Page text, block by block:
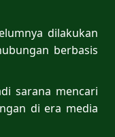
dilakukan
berbasis
sarana mencari
di era media